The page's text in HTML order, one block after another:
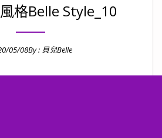
格Belle Style_10
05/08By : 貝兒Belle